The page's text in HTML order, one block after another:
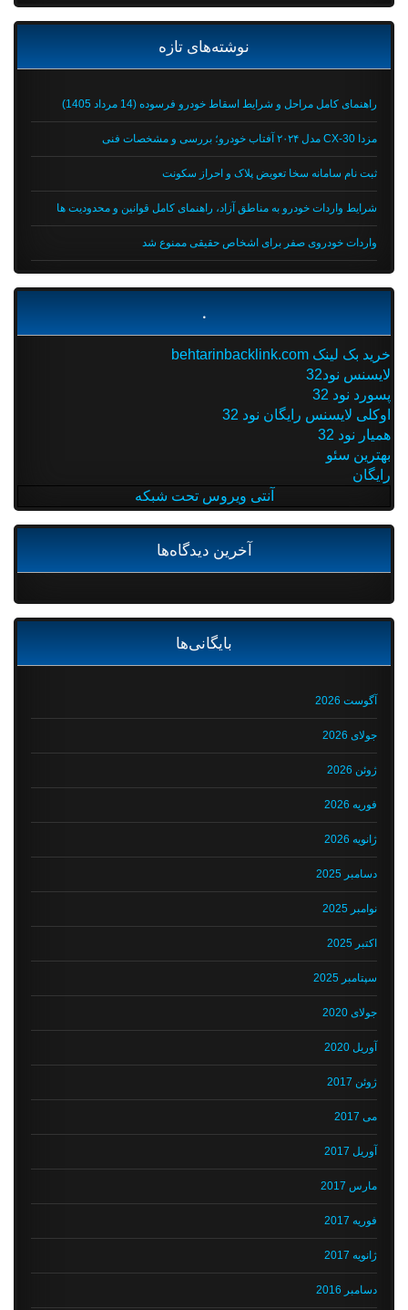
نوشته‌های تازه
راهنمای کامل مراحل و شرایط اسقاط خودرو فرسوده (14 مرداد 1405)
مزدا CX-30 مدل ۲۰۲۴ آفتاب خودرو؛ بررسی و مشخصات فنی
ثبت نام سامانه سخا تعویض پلاک و احراز سکونت
شرایط واردات خودرو به مناطق آزاد، راهنمای کامل قوانین و محدودیت ها
واردات خودروی صفر برای اشخاص حقیقی ممنوع شد
خرید بک لینک behtarinbacklink.com
لایسنس نود32
پسورد نود 32
اوکلی لایسنس رایگان نود 32
همیار نود 32
بهترین سئو
رایگان
آنتی ویروس تحت شبکه
آخرین دیدگاه‌ها
بایگانی‌ها
آگوست 2026
جولای 2026
ژوئن 2026
فوریه 2026
ژانویه 2026
دسامبر 2025
نوامبر 2025
اکتبر 2025
سپتامبر 2025
جولای 2020
آوریل 2020
ژوئن 2017
می 2017
آوریل 2017
مارس 2017
فوریه 2017
ژانویه 2017
دسامبر 2016